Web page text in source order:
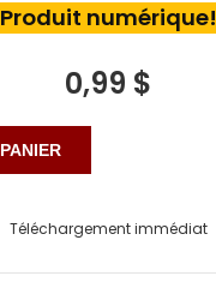
Produit numérique!
0,99 $
Téléchargement immédiat